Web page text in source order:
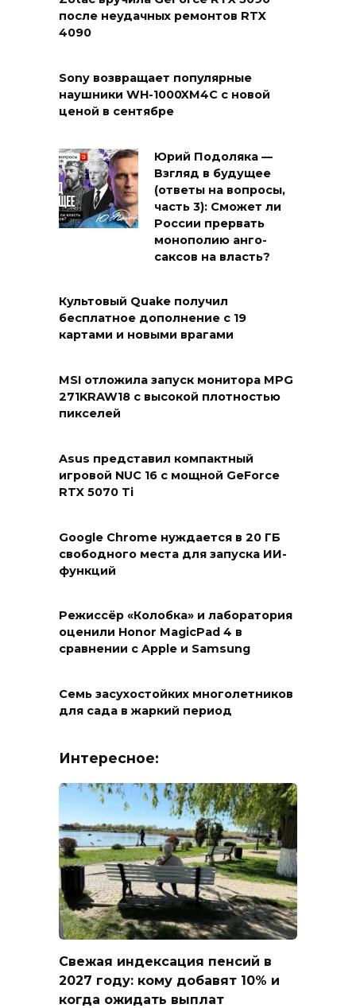
после неудачных ремонтов RTX
4090
Sony возвращает популярные
наушники WH-1000XM4C с новой
ценой в сентябре
Юрий Подоляка —
Взгляд в будущее
(ответы на вопросы,
часть 3): Сможет ли
России прервать
монополию анго-
саксов на власть?
Культовый Quake получил
бесплатное дополнение с 19
картами и новыми врагами
MSI отложила запуск монитора MPG
271KRAW18 с высокой плотностью
пикселей
Asus представил компактный
игровой NUC 16 с мощной GeForce
RTX 5070 Ti
Google Chrome нуждается в 20 ГБ
свободного места для запуска ИИ-
функций
Режиссёр «Колобка» и лаборатория
оценили Honor MagicPad 4 в
сравнении с Apple и Samsung
Семь засухостойких многолетников
для сада в жаркий период
Интересное:
Свежая индексация пенсий в
2027 году: кому добавят 10% и
когда ожидать выплат